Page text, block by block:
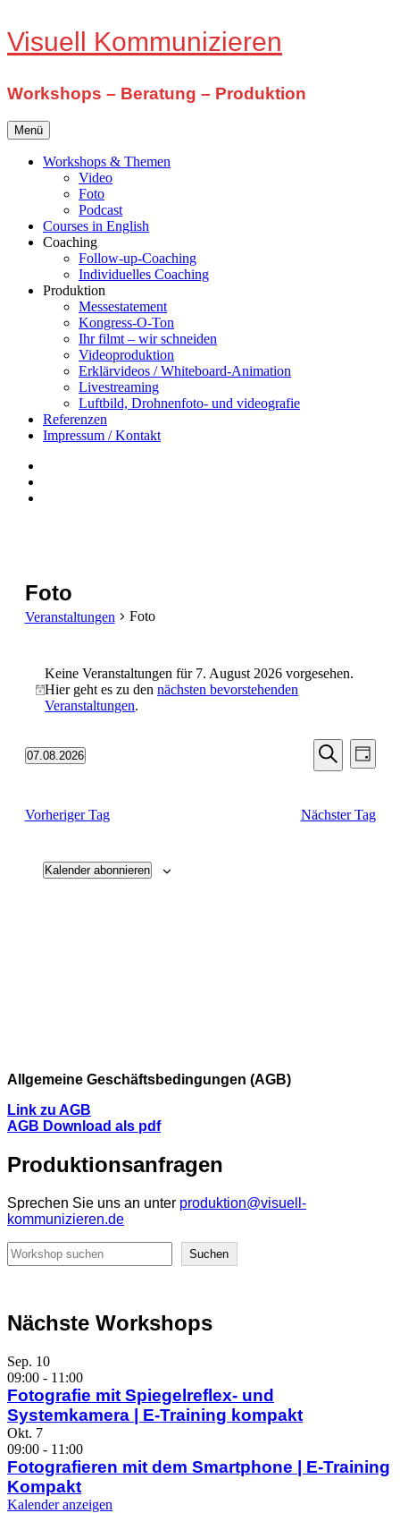
Zum
Inhalt
Visuell Kommunizieren
Workshops – Beratung – Produktion
Menü
Workshops & Themen
Video
Foto
Podcast
Courses in English
Coaching
Follow-up-Coaching
Individuelles Coaching
Produktion
Messestatement
Kongress-O-Ton
Ihr filmt – wir schneiden
Videoproduktion
Erklärvideos / Whiteboard-Animation
Livestreaming
Luftbild, Drohnenfoto- und videografie
Referenzen
Impressum / Kontakt
Foto
Veranstaltungen Foto
für
2026
Hinweis
Keine Veranstaltungen für 7. August 2026 vorgesehen.
Hier geht es zu dennächsten bevorstehenden
Veranstaltungen.
Suche
Suche
Tag
07.08.2026
Vorheriger Tag
Nächster Tag
Kalender abonnieren
Allgemeine Geschäftsbedingungen (AGB)
Link zu AGB
AGB Download als pdf
Produktionsanfragen
Sprechen Sie uns an unter produktion@visuell-
kommunizieren.de
Suchen
Suchen
Nächste Workshops
Sep. 10
09:00 - 11:00
Fotografie mit Spiegelreflex- und
Systemkamera | E-Training kompakt
Okt. 7
09:00 - 11:00
Fotografieren mit dem Smartphone | E-Training
Kompakt
Kalender anzeigen